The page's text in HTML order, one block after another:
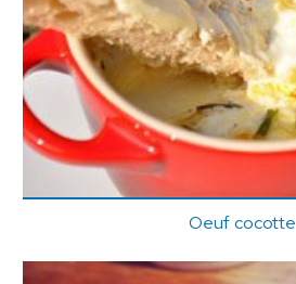
Oeuf cocotte